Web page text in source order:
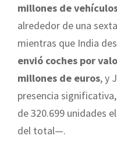
millones de
alrededor de una
mientras que India
envió coches por
millones de euros, y
presencia
de 320.699 unidades
del total—.